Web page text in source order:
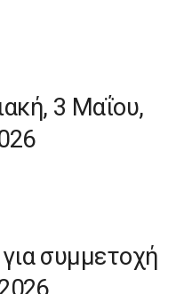
3 Μαΐου,
συμμετοχή